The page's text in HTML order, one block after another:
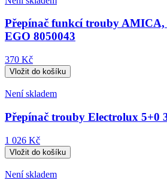
Přepínač funkcí trouby
EGO 8050043
370 Kč
Není skladem
Přepínač trouby Electrolux 5+0
1 026 Kč
Není skladem